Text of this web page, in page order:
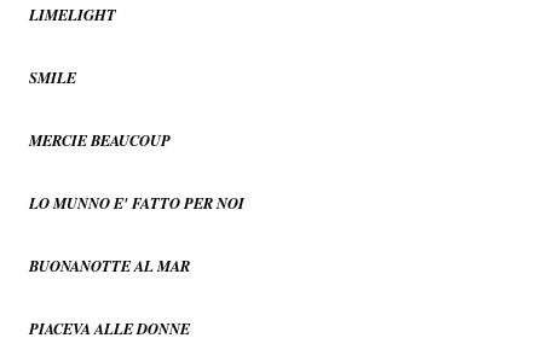
LIMELIGHT
SMILE
MERCIE BEAUCOUP
LO MUNNO E' FATTO PER NOI
BUONANOTTE AL MAR
PIACEVA ALLE DONNE